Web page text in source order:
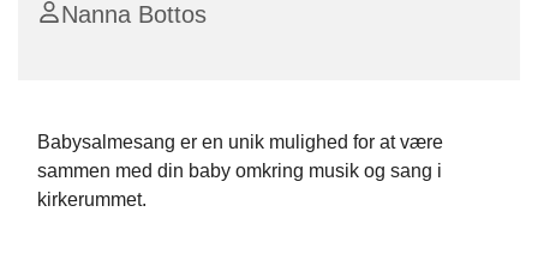
Nanna Bottos
Babysalmesang er en unik mulighed for at være
sammen med din baby omkring musik og sang i
kirkerummet.